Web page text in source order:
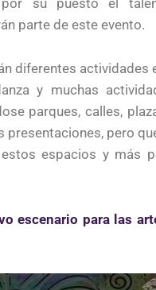
su puesto el
parte de este evento.
diferentes actividades
y muchas
parques, calles,
pero
espacios y más
escenario para las